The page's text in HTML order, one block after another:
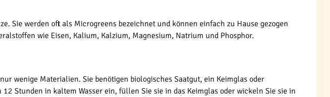
Sie werden oft als Microgreens bezeichnet und können einfach zu Hause gezogen
wie Eisen, Kalium, Kalzium, Magnesium, Natrium und Phosphor.
wenige Materialien. Sie benötigen biologisches Saatgut, ein Keimglas oder
Stunden in kaltem Wasser ein, füllen Sie sie in das Keimglas oder wickeln Sie sie in